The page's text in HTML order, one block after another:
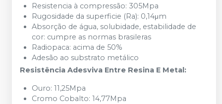
Resistencia à compressão: 305Mpa
Rugosidade da superficie (Ra): 0,14μm
Absorção de água, solubidade, estabilidade de
cor: cumpre as normas brasileras
Radiopaca: acima de 50%
Adesão ao substrato metálico
Resistência Adesviva Entre Resina E Metal:
Ouro: 11,25Mpa
Cromo Cobalto: 14,77Mpa